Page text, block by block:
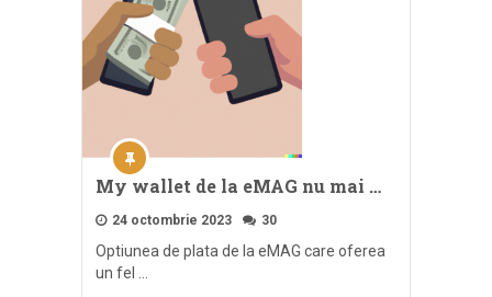
My wallet de la eMAG nu mai …
24 octombrie 2023 30
Optiunea de plata de la eMAG care oferea
un fel …